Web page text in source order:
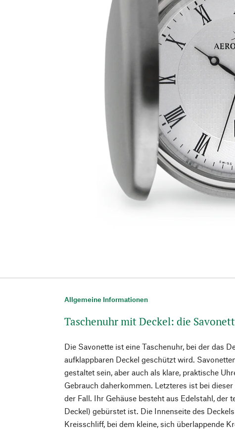
Allgemeine Informationen
Taschenuhr mit Deckel: die
Die Savonette ist eine Taschenuhr, bei der das
aufklappbaren Deckel geschützt wird.
gestaltet sein, aber auch als klare, praktische
Gebrauch daherkommen. Letzteres ist bei
der Fall. Ihr Gehäuse besteht aus Edelstahl, der
Deckel) gebürstet ist. Die Innenseite des
Kreisschliff, bei dem kleine, sich überlappende